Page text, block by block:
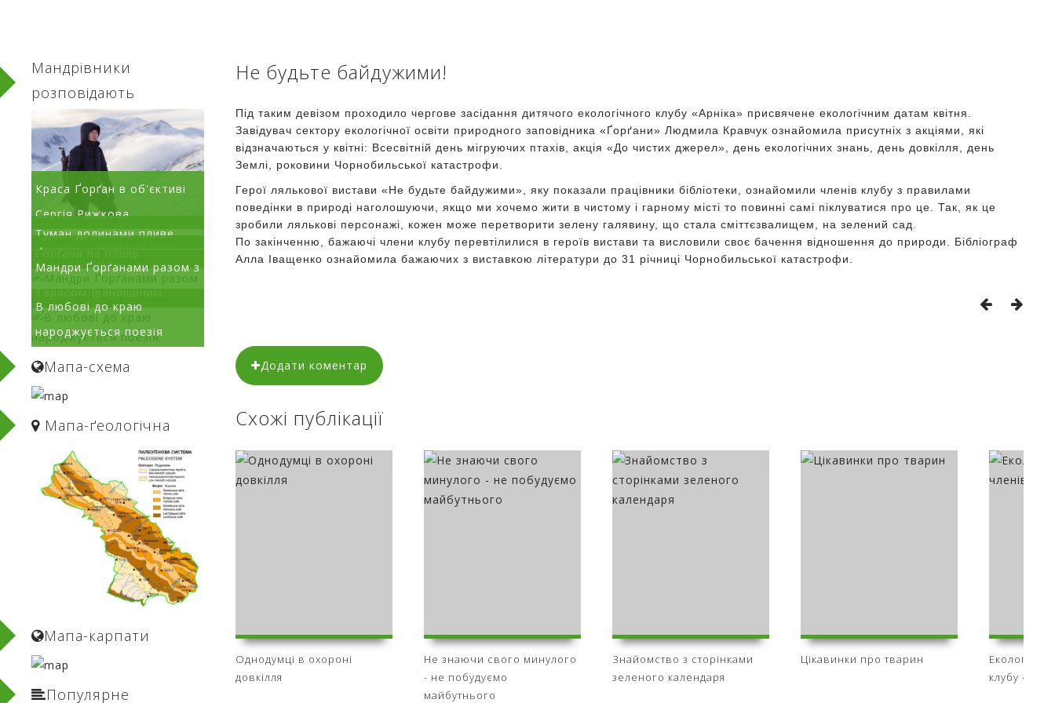
Не будьте байдужими!
Під таким девізом проходило чергове засідання дитячого екологічного клубу «Арніка» присвячене екологічним датам квітня.
Завідувач сектору екологічної освіти природного заповідника «Ґорґани» Людмила Кравчук ознайомила присутніх з акціями, які
відзначаються у квітні: Всесвітній день мігруючих птахів, акція «До чистих джерел», день екологічних знань, день довкілля, день
Землі, роковини Чорнобильської катастрофи.
Герої лялькової вистави «Не будьте байдужими», яку показали працівники бібліотеки, ознайомили членів клубу з правилами
поведінки в природі наголошуючи, якщо ми хочемо жити в чистому і гарному місті то повинні самі піклуватися про це. Так, як це
зробили лялькові персонажі, кожен може перетворити зелену галявину, що стала сміттєзвалищем, на зелений сад.
По закінченню, бажаючі члени клубу перевтілилися в героїв вистави та висловили своє бачення відношення до природи. Бібліограф
Алла Іващенко ознайомила бажаючих з виставкою літератури до 31 річниці Чорнобильської катастрофи.
Додати коментар
Схожі публікації
Однодумці в охороні
довкілля
Не знаючи свого минулого
- не побудуємо
майбутнього
Знайомство з сторінками
зеленого календаря
Цікавинки про тварин
Екологічна
клубу
Мандрівники
розповідають
Краса Ґорґан в об'єктиві
Сергія Рижкова
Туман долинами пливе
Ґорґани на плівці
Мандри Ґорґанами разом з
Тарасом Іванишиним
В любові до краю
народжується поезія
Мапа-схема
Мапа-ґеологічнa
Мапа-карпати
Популярне